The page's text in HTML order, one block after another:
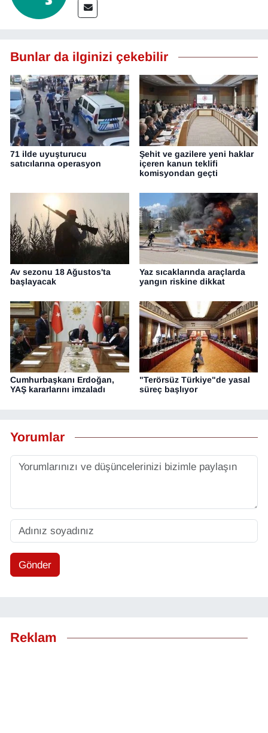
Bunlar da ilginizi çekebilir
71 ilde uyuşturucu
satıcılarına operasyon
Şehit ve gazilere yeni haklar
içeren kanun teklifi
komisyondan geçti
Av sezonu 18 Ağustos'ta
başlayacak
Yaz sıcaklarında araçlarda
yangın riskine dikkat
Cumhurbaşkanı Erdoğan,
YAŞ kararlarını imzaladı
"Terörsüz Türkiye"de yasal
süreç başlıyor
Yorumlar
Gönder
Reklam